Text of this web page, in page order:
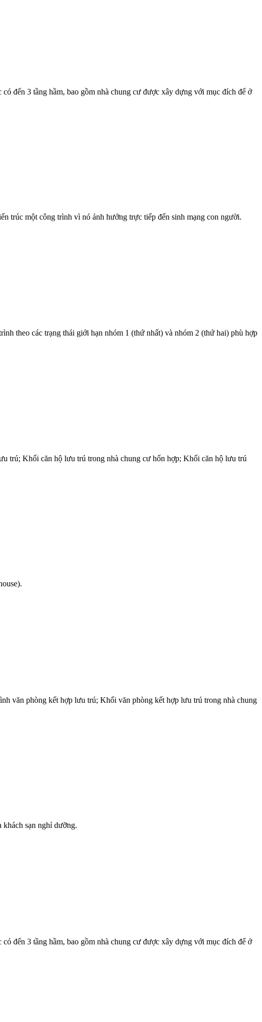
đến 3 tầng hầm, bao gồm nhà chung cư được xây dựng với mục đích để ở
trúc một công trình vì nó ảnh hưởng trực tiếp đến sinh mạng con người.
theo các trạng thái giới hạn nhóm 1 (thứ nhất) và nhóm 2 (thứ hai) phù hợp
trú; Khối căn hộ lưu trú trong nhà chung cư hốn hợp; Khối căn hộ lưu trú
văn phòng kết hợp lưu trú; Khối văn phòng kết hợp lưu trú trong nhà chung
sạn nghỉ dưỡng.
đến 3 tầng hầm, bao gồm nhà chung cư được xây dựng với mục đích để ở